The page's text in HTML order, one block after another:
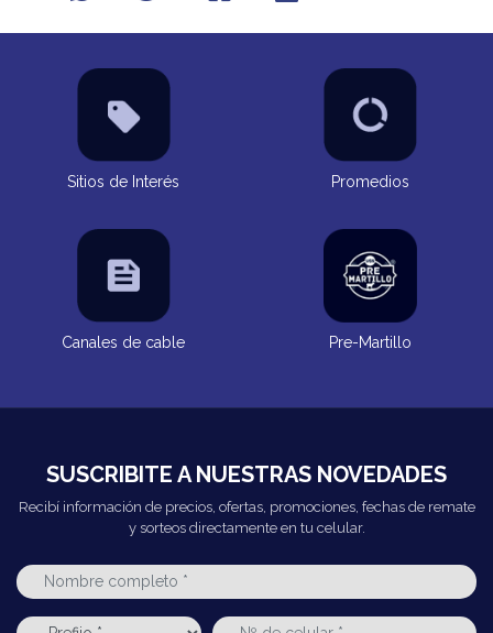
Sitios de Interés Promedios
Canales de cable Pre-Martillo
SUSCRIBITE A NUESTRAS NOVEDADES
Recibí información de precios, ofertas, promociones, fechas de remate
y sorteos directamente en tu celular.